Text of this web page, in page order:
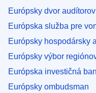
Európsky dvor
Európska služba pre
Európsky hospodársky
Európsky výbor
Európska investičná
Európsky ombudsman